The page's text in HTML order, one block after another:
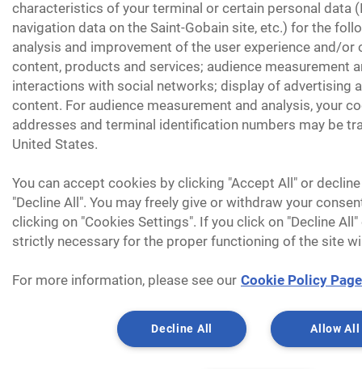
characteristics of your terminal or certain personal data
navigation data on the Saint-Gobain site, etc.) for the
analysis and improvement of the user experience and/or
content, products and services; audience measurement
interactions with social networks; display of advertising
content. For audience measurement and analysis, your
addresses and terminal identification numbers may be
United States.
You can accept cookies by clicking "Accept All" or
"Decline All". You may freely give or withdraw your
clicking on "Cookies Settings". If you click on "Decline
strictly necessary for the proper functioning of the site
For more information, please see our Cookie Policy Page
Allow All
Decline All